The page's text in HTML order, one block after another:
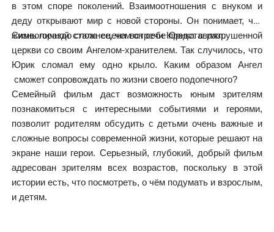
в этом споре поколений. Взаимоотношения с внуком и
деду открывают мир с новой стороны. Он понимает, что
жизнь гораздо сложнее, чем он себе представлял.
Символичной стала сцена встречи Юрика в разрушенной
церкви со своим Ангелом-хранителем. Так случилось, что
Юрик сломал ему одно крыло. Каким образом Ангел
сможет сопровождать по жизни своего подопечного?
Семейный фильм даст возможность юным зрителям
познакомиться с интересными событиями и героями,
позволит родителям обсудить с детьми очень важные и
сложные вопросы современной жизни, которые решают на
экране наши герои. Серьезный, глубокий, добрый фильм
адресован зрителям всех возрастов, поскольку в этой
истории есть, что посмотреть, о чём подумать и взрослым,
и детям.